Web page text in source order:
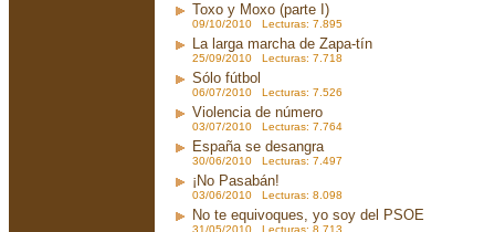
Toxo y Moxo (parte I)
09/10/2010 Lecturas: 7.895
La larga marcha de Zapa-tín
25/09/2010 Lecturas: 7.718
Sólo fútbol
06/07/2010 Lecturas: 7.526
Violencia de número
03/07/2010 Lecturas: 7.764
España se desangra
30/06/2010 Lecturas: 7.497
¡No Pasabán!
03/06/2010 Lecturas: 8.098
No te equivoques, yo soy del PSOE
31/05/2010 Lecturas: 8.713